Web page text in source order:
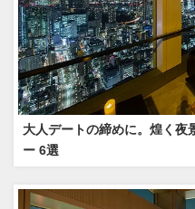
大人デートの締めに。煌く夜
ー 6選